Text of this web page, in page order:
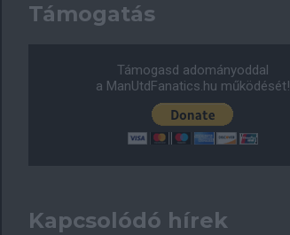
Támogatás
Támogasd adományoddal
a ManUtdFanatics.hu működését!
Kapcsolódó hírek